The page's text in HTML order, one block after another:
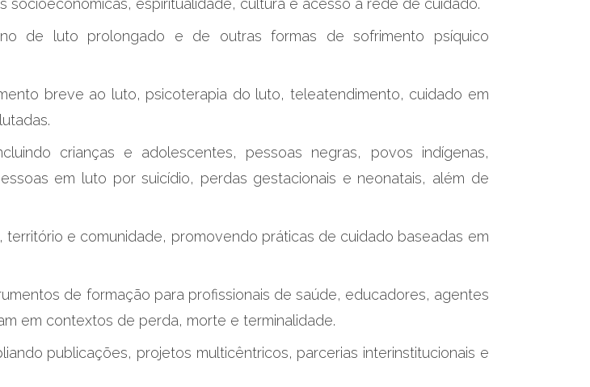
de luto prolongado e de outras formas de sofrimento psíquico
breve ao luto, psicoterapia do luto, teleatendimento, cuidado em
crianças e adolescentes, pessoas negras, povos indígenas,
em luto por suicídio, perdas gestacionais e neonatais, além de
e comunidade, promovendo práticas de cuidado baseadas em
de formação para profissionais de saúde, educadores, agentes
em contextos de perda, morte e terminalidade.
publicações, projetos multicêntricos, parcerias interinstitucionais e